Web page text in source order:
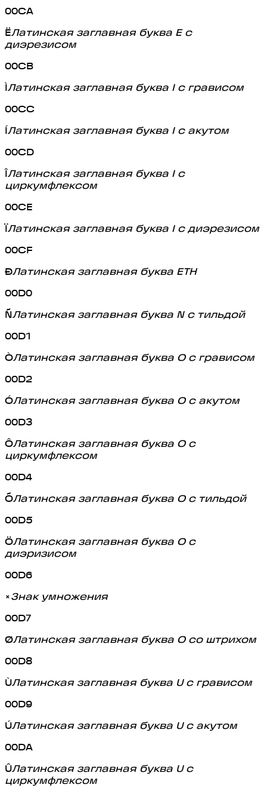
00CA
ËЛатинская заглавная буква E с
диэрезисом
00CB
ÌЛатинская заглавная буква I с грависом
00CC
ÍЛатинская заглавная буква I с акутом
00CD
ÎЛатинская заглавная буква I с
циркумфлексом
00CE
ÏЛатинская заглавная буква I с диэрезисом
00CF
ÐЛатинская заглавная буква ETH
00D0
ÑЛатинская заглавная буква N с тильдой
00D1
ÒЛатинская заглавная буква O с грависом
00D2
ÓЛатинская заглавная буква O с акутом
00D3
ÔЛатинская заглавная буква O с
циркумфлексом
00D4
ÕЛатинская заглавная буква O с тильдой
00D5
ÖЛатинская заглавная буква O с
диэризисом
00D6
×Знак умножения
00D7
ØЛатинская заглавная буква O со штрихом
00D8
ÙЛатинская заглавная буква U с грависом
00D9
ÚЛатинская заглавная буква U с акутом
00DA
ÛЛатинская заглавная буква U с
циркумфлексом